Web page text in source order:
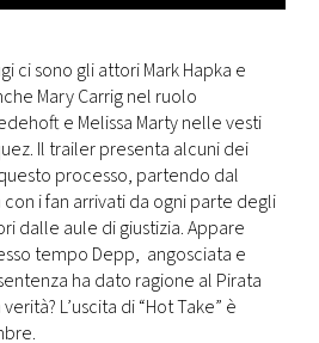
ci sono gli attori Mark Hapka e
Mary Carrig nel ruolo
e Melissa Marty nelle vesti
Il trailer presenta alcuni dei
processo, partendo dal
i fan arrivati da ogni parte degli
dalle aule di giustizia. Appare
tempo Depp, angosciata e
ha dato ragione al Pirata
L’uscita di “Hot Take” è